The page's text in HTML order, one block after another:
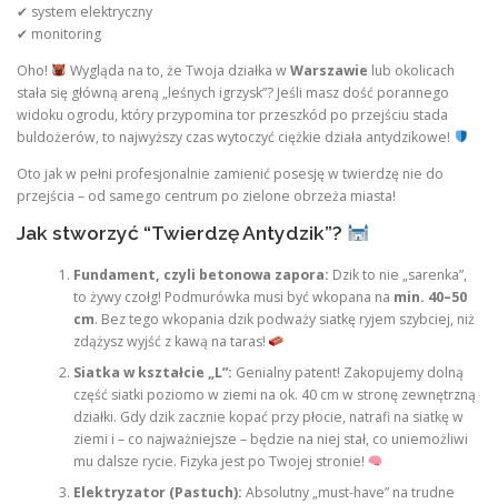
✔ system elektryczny
✔ monitoring
Oho!
Wygląda na to, że Twoja działka wWarszawie lub okolicach
stała się główną areną „leśnych igrzysk”? Jeśli masz dość porannego
widoku ogrodu, który przypomina tor przeszkód po przejściu stada
buldożerów, to najwyższy czas wytoczyć ciężkie działa antydzikowe!
Oto jak w pełni profesjonalnie zamienić posesję w twierdzę nie do
przejścia – od samego centrum po zielone obrzeża miasta!
Jak stworzyć “Twierdzę Antydzik”?
Fundament, czyli betonowa zapora: Dzik to nie „sarenka”,
to żywy czołg! Podmurówka musi być wkopana na min. 40–50
cm. Bez tego wkopania dzik podważy siatkę ryjem szybciej, niż
zdążysz wyjść z kawą na taras!
Siatka w kształcie „L”: Genialny patent! Zakopujemy dolną
część siatki poziomo w ziemi na ok. 40 cm w stronę zewnętrzną
działki. Gdy dzik zacznie kopać przy płocie, natrafi na siatkę w
ziemi i – co najważniejsze – będzie na niej stał, co uniemożliwi
mu dalsze rycie. Fizyka jest po Twojej stronie!
Elektryzator (Pastuch): Absolutny „must-have” na trudne